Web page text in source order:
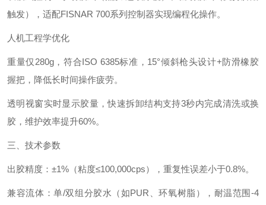
触发），适配FISNAR 700系列控制器实现编程化操作。
人机工程学优化‌
重量仅280g，符合ISO 6385标准，15°倾斜枪头设计+防滑橡胶
握把，降低长时间操作疲劳。
透明视窗实时显示胶量，快速拆卸结构支持3秒内完成清洗或换
胶，维护效率提升60%。
三、技术参数‌
出胶精度‌：±1%（粘度≤100,000cps），重复性误差小于0.8%。
兼容流体‌：单/双组分胶水（如PUR、环氧树脂），耐温范围-4